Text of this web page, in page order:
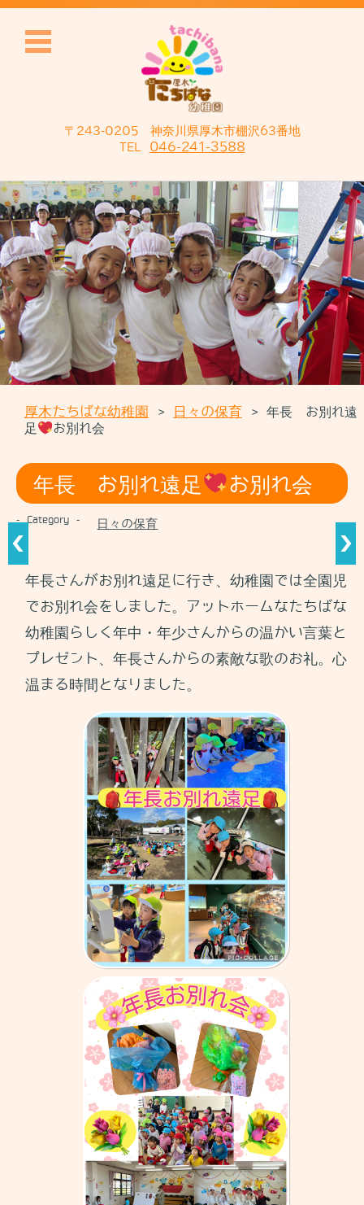
〒243-0205 神奈川県厚木市棚沢63番地
TEL 046-241-3588
コンテンツに移動
厚木たちばな幼稚園 > 日々の保育 > 年長 お別れ遠
足
お別れ会
年長 お別れ遠足 お別れ会
- Category - 日々の保育
年長さんがお別れ遠足に行き、幼稚園では全園児
でお別れ会をしました。アットホームなたちばな
幼稚園らしく年中・年少さんからの温かい言葉と
プレゼント、年長さんからの素敵な歌のお礼。心
温まる時間となりました。